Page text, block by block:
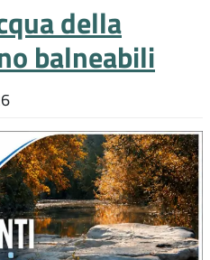
della
balneabili